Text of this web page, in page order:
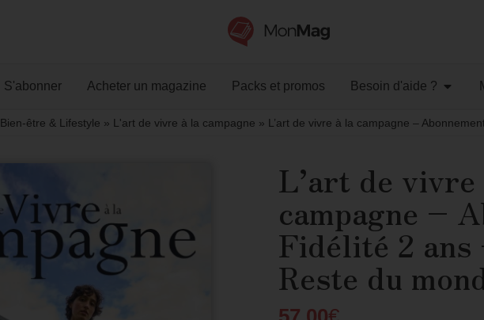
S'abonner Acheter un magazine Packs et promos Besoin d'aide ?
Bien-être & Lifestyle » L'art de vivre à la campagne » L’art de vivre à la campagne –
L’art de vivre
campagne –
Fidélité 2 ans
Reste du